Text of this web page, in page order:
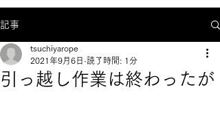
記事
引っ越し作業は終わったが
tsuchiyarope
2021年9月6日 読了時間: 1分